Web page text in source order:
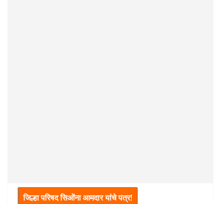
जिल्हा परिषद सिओंना आमदार यांचे पत्र!